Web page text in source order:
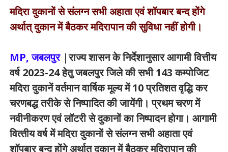
मदिरा दुकानों से संलग्न सभी अहाता एवं शॉपबार बन्द होंगे
अर्थात् दुकान में बैठकर मदिरापान की सुविधा नहीं होगी।
MP, जबलपुर |राज्य शासन के निर्देशानुसार आगामी वित्तीय
वर्ष 2023-24 हेतु जबलपुर जिले की सभी 143 कम्पोजिट
मदिरा दुकानें वर्तमान वार्षिक मूल्य में 10 प्रतिशत वृद्धि कर
चरणबद्ध तरीके से निष्पादित की जायेंगी। प्रथम चरण में
नवीनीकरण एवं लॉटरी से दुकानों का निष्‍पादन होगा। आगामी
वित्‍तीय वर्ष में मदिरा दुकानों से संलग्न सभी अहाता एवं
शॉपबार बन्द होंगे अर्थात् दुकान में बैठकर मदिरापान की